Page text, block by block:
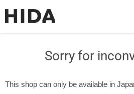
Sorry for
This shop can only be available in